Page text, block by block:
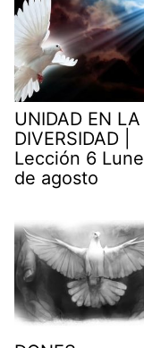
UNIDAD EN LA
DIVERSIDAD |
Lección 6
de agosto